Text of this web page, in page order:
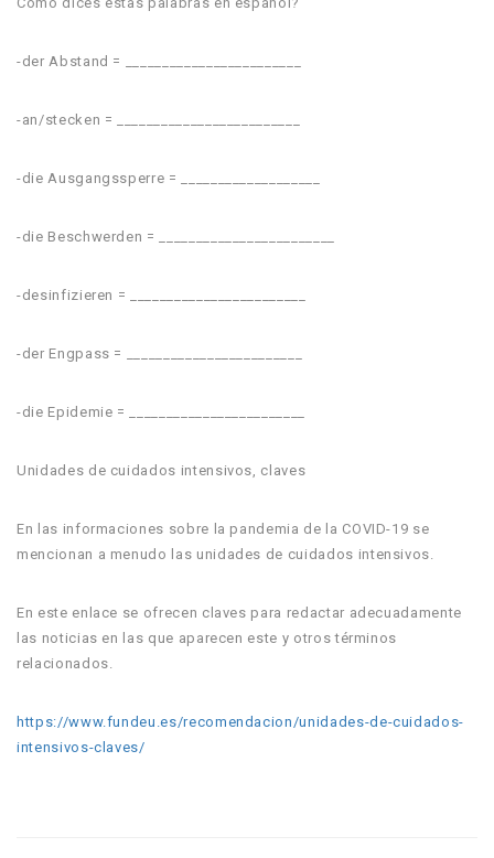
-der Abstand = ________________________
-an/stecken = _________________________
-die Ausgangssperre = ___________________
-die Beschwerden = ________________________
-desinfizieren = ________________________
-der Engpass = ________________________
-die Epidemie = ________________________
Unidades de cuidados intensivos, claves
En las informaciones sobre la pandemia de la COVID-19 se
mencionan a menudo las unidades de cuidados intensivos.
En este enlace se ofrecen claves para redactar adecuadamente
las noticias en las que aparecen este y otros términos
relacionados.
https://www.fundeu.es/recomendacion/unidades-de-cuidados-
intensivos-claves/